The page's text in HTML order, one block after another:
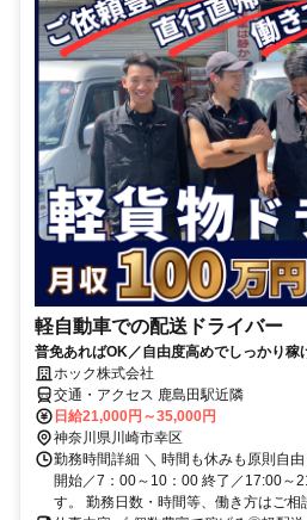
軽自動車での配送ドライバー
普免あればOK／自由度高めでしっかり稼
ホック株式会社
交通・アクセス 鹿島田駅近隣
日給21,000円～35,000円
神奈川県川崎市幸区
勤務時間詳細 ＼ 時間も休みも原則自
開始／7：00～10：00 終了／17:00～
す。 勤務日数・時間等、働き方はご相